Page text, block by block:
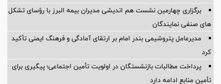
برگزاری چهارمین نشست هم اندیشی مدیران بیمه البرز با رؤسای تشکل
های صنفی نمایندگان
مدیرعامل پتروشیمی بندر امام بر ارتقای آمادگی و فرهنگ ایمنی تأکید
کرد
پرداخت مطالبات بازنشستگان در اولویت تأمین اجتماعی؛ پیگیری برای
تأمین منابع ادامه دارد